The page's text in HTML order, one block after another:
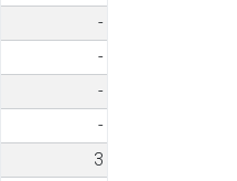
-
-
-
-
3